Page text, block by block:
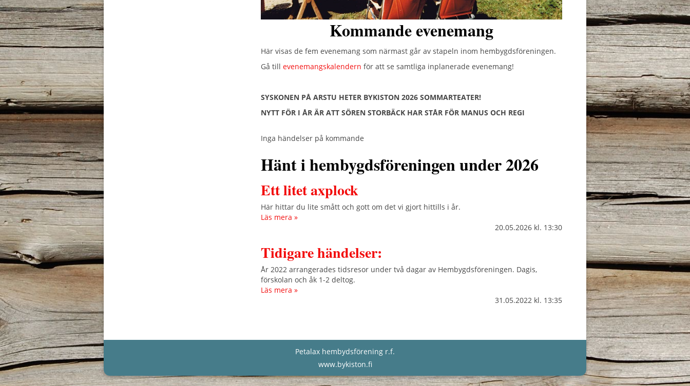
Kommande evenemang
Här visas de fem evenemang som närmast går av stapeln inom hembygdsföreningen.
Gå till evenemangskalendern för att se samtliga inplanerade evenemang!
SYSKONEN PÅ ARSTU HETER BYKISTON 2026 SOMMARTEATER!
NYTT FÖR I ÅR ÄR ATT SÖREN STORBÄCK HAR STÅR FÖR MANUS OCH REGI
Inga händelser på kommande
Hänt i hembygdsföreningen under 2026
Ett litet axplock
Här hittar du lite smått och gott om det vi gjort hittills i år.
Läs mera »
20.05.2026 kl. 13:30
Tidigare händelser:
År 2022 arrangerades tidsresor under två dagar av Hembygdsföreningen. Dagis,
förskolan och åk 1-2 deltog.
Läs mera »
31.05.2022 kl. 13:35
Petalax hembydsförening r.f.
www.bykiston.fi